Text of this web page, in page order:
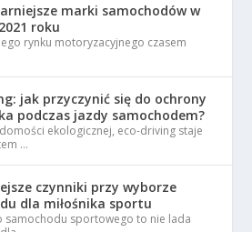
marki samochodów w
roku
rynku motoryzacyjnego czasem
jak przyczynić się do ochrony
podczas jazdy samochodem?
ekologicznej, eco-driving staje
…
czynniki przy wyborze
dla miłośnika sportu
sportowego to nie lada